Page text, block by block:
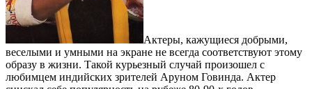
Актеры, кажущиеся добрыми,
веселыми и умными на экране не всегда соответствуют этому
образу в жизни. Такой курьезный случай произошел с
любимцем индийских зрителей Аруном Говинда. Актер